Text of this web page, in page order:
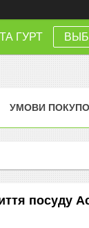
ТА ГУРТ
УМОВИ
посуду